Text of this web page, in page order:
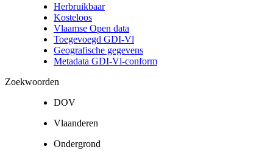
Herbruikbaar
Kosteloos
Vlaamse Open data
Toegevoegd GDI-Vl
Geografische gegevens
Metadata GDI-Vl-conform
Zoekwoorden
DOV
Vlaanderen
Ondergrond